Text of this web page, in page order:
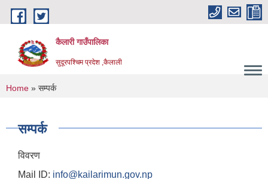
Skip to main content
कैलारी गाउँपालिका
सुदूरपश्चिम प्रदेश ,कैलाली
You are here
Home » सम्पर्क
सम्पर्क
विवरण
Mail ID: info@kailarimun.gov.np